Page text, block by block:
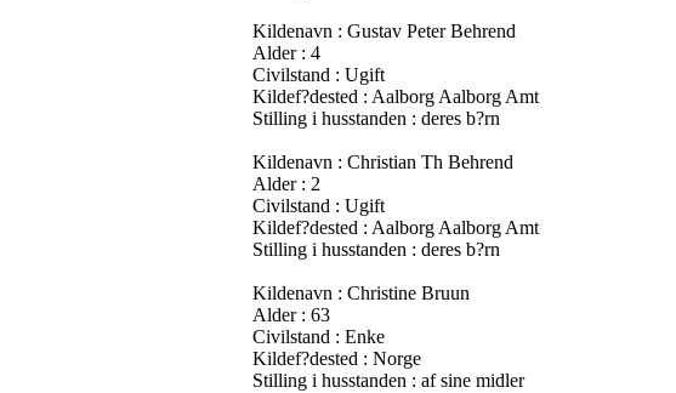
Kildenavn : Gustav Peter Behrend
Alder : 4
Civilstand : Ugift
Kildef?dested : Aalborg Aalborg Amt
Stilling i husstanden : deres b?rn
Kildenavn : Christian Th Behrend
Alder : 2
Civilstand : Ugift
Kildef?dested : Aalborg Aalborg Amt
Stilling i husstanden : deres b?rn
Kildenavn : Christine Bruun
Alder : 63
Civilstand : Enke
Kildef?dested : Norge
Stilling i husstanden : af sine midler